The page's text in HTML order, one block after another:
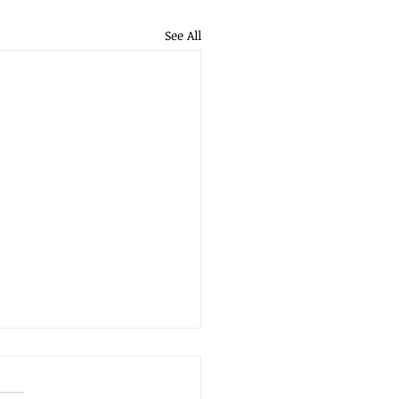
See All